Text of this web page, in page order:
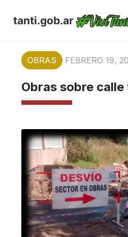
tanti.gob.ar
OBRAS FEBRERO 19,
Obras sobre calle